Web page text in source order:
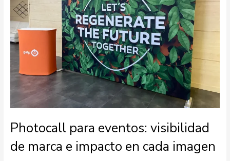
Photocall para eventos: visibilidad
de marca e impacto en cada imagen
impacto
en
cada
imagen